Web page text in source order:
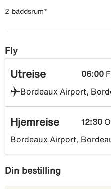
2-bäddsrum*
Fly
Utreise 06:00
Bordeaux Airport,
Hjemreise 12:30
Bordeaux Airport,
Din bestilling